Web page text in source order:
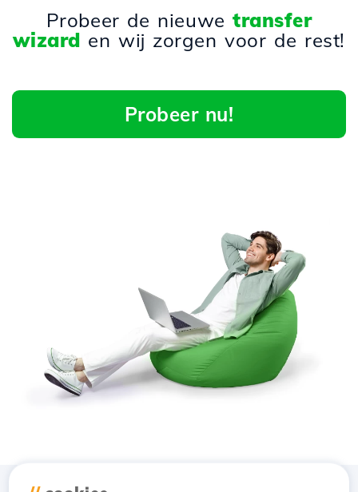
Probeer de nieuwetransfer
wizard en wij zorgen voor de rest!
Probeer nu!